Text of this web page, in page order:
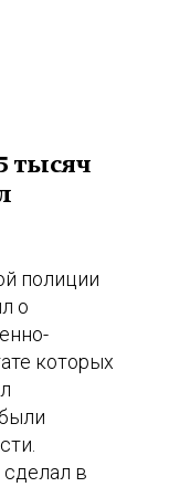
тысяч
полиции
о
которых
в